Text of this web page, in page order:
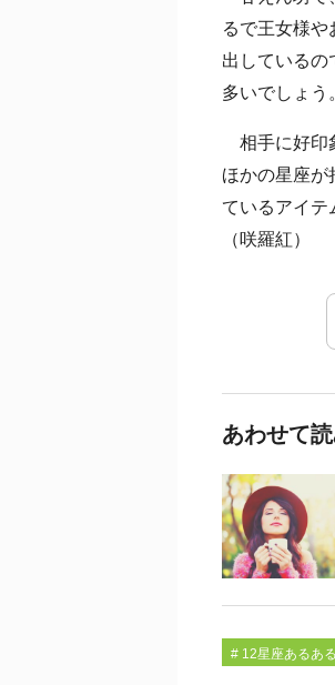
るで王女様
出しているの
多いでしょう
相手に好印
ほかの星座が
ているアイテ
（咲羅紅）
あわせて
# 12星座あるある